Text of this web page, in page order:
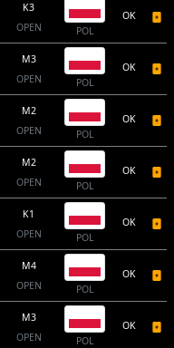
K3
OPEN
POL
OK
M3
OPEN
POL
OK
M2
OPEN
POL
OK
M2
OPEN
POL
OK
K1
OPEN
POL
OK
M4
OPEN
POL
OK
M3
OPEN
POL
OK